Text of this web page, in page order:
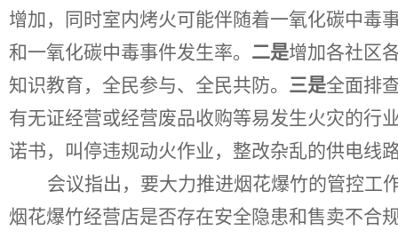
增加，同时室内烤火可能伴随着一氧化碳中毒
和一氧化碳中毒事件发生率。 二是增加各社区
知识教育，全民参与、全民共防。 三是全面排
有无证经营或经营废品收购等易发生火灾的行
诺书，叫停违规动火作业，整改杂乱的供电线
会议指出，要大力推进烟花爆竹的管控工
烟花爆竹经营店是否存在安全隐患和售卖不合